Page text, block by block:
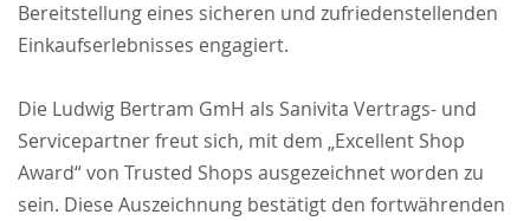
Bereitstellung eines sicheren und zufriedenstellenden
Einkaufserlebnisses engagiert.
Die Ludwig Bertram GmH als Sanivita Vertrags- und
Servicepartner freut sich, mit dem „Excellent Shop
Award“ von Trusted Shops ausgezeichnet worden zu
sein. Diese Auszeichnung bestätigt den fortwährenden